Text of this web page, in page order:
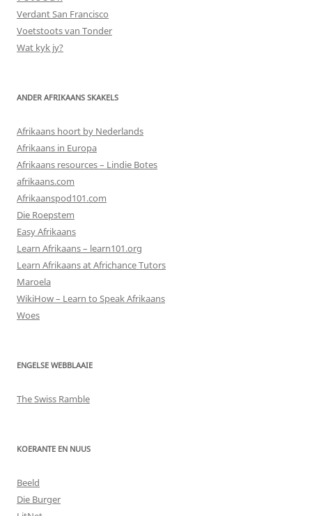
Verdant San Francisco
Voetstoots van Tonder
Wat kyk jy?
ANDER AFRIKAANS SKAKELS
Afrikaans hoort by Nederlands
Afrikaans in Europa
Afrikaans resources – Lindie Botes
afrikaans.com
Afrikaanspod101.com
Die Roepstem
Easy Afrikaans
Learn Afrikaans – learn101.org
Learn Afrikaans at Africhance Tutors
Maroela
WikiHow – Learn to Speak Afrikaans
Woes
ENGELSE WEBBLAAIE
The Swiss Ramble
KOERANTE EN NUUS
Beeld
Die Burger